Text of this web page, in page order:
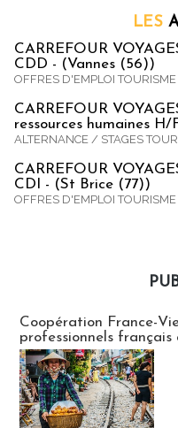
LES
CARREFOUR
CDD - (Vannes (56))
OFFRES D'EMPLOI TOURISME
CARREFOUR
ressources humaines
ALTERNANCE / STAGES
CARREFOUR
CDI - (St Brice (77))
OFFRES D'EMPLOI TOURISME
Coopération France-
professionnels français